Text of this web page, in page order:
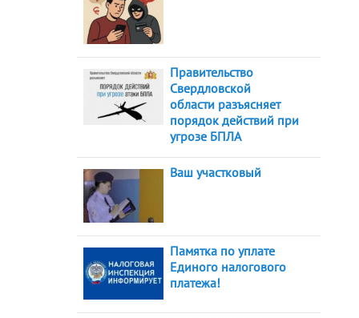
Правительство
Свердловской
области разъясняет
порядок действий при
угрозе БПЛА
Ваш участковый
Памятка по уплате
Единого налогового
платежа!